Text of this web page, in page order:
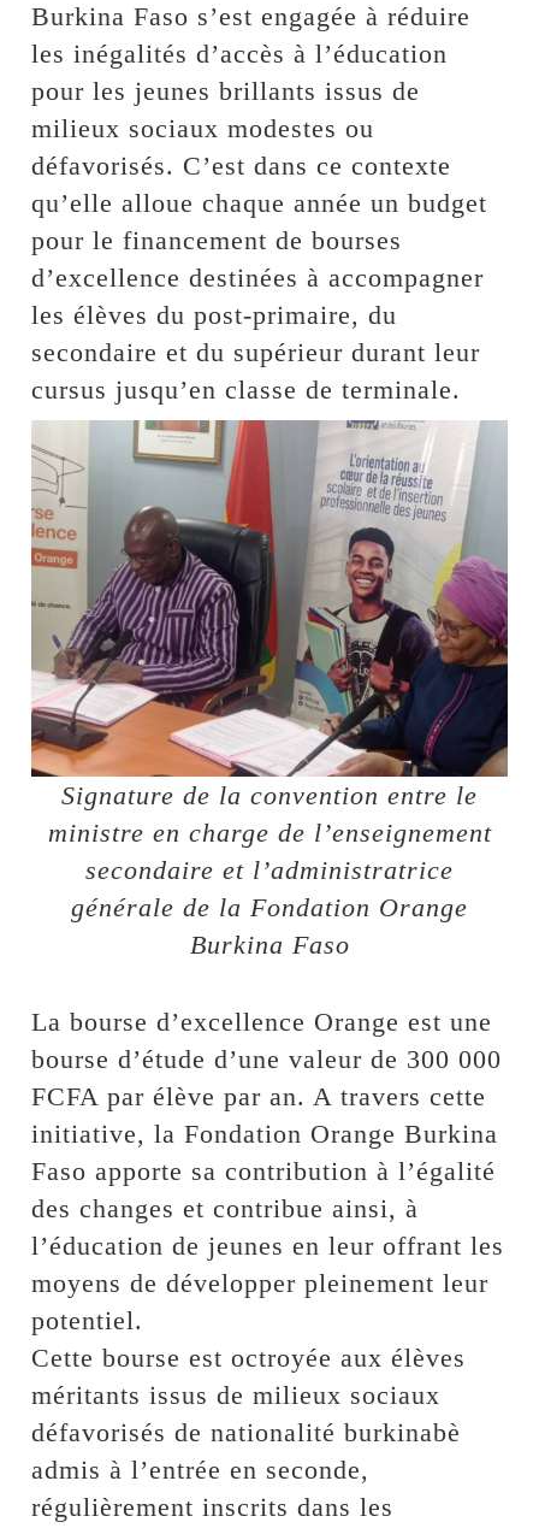
Burkina Faso s’est engagée à réduire
les inégalités d’accès à l’éducation
pour les jeunes brillants issus de
milieux sociaux modestes ou
défavorisés. C’est dans ce contexte
qu’elle alloue chaque année un budget
pour le financement de bourses
d’excellence destinées à accompagner
les élèves du post-primaire, du
secondaire et du supérieur durant leur
cursus jusqu’en classe de terminale.
Signature de la convention entre le
ministre en charge de l’enseignement
secondaire et l’administratrice
générale de la Fondation Orange
Burkina Faso
La bourse d’excellence Orange est une
bourse d’étude d’une valeur de 300 000
FCFA par élève par an. A travers cette
initiative, la Fondation Orange Burkina
Faso apporte sa contribution à l’égalité
des changes et contribue ainsi, à
l’éducation de jeunes en leur offrant les
moyens de développer pleinement leur
potentiel.
Cette bourse est octroyée aux élèves
méritants issus de milieux sociaux
défavorisés de nationalité burkinabè
admis à l’entrée en seconde,
régulièrement inscrits dans les